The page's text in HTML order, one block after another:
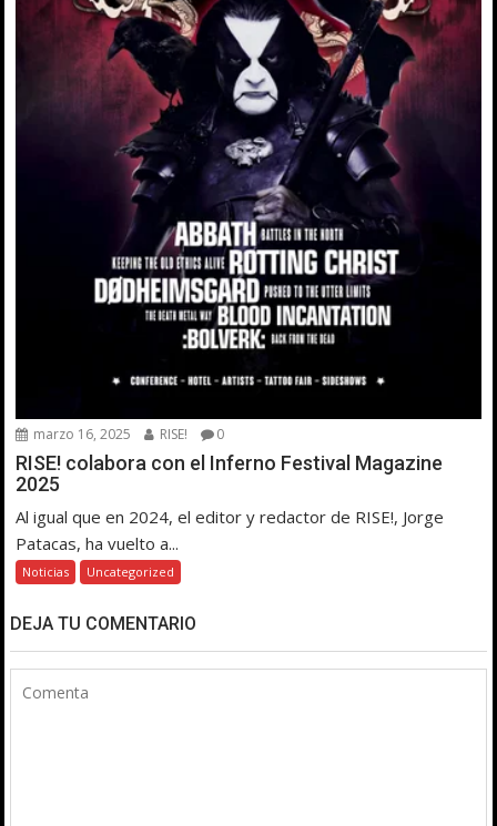
marzo 16, 2025 RISE! 0
RISE! colabora con el Inferno Festival Magazine
2025
Al igual que en 2024, el editor y redactor de RISE!, Jorge
Patacas, ha vuelto a...
Noticias Uncategorized
DEJA TU COMENTARIO